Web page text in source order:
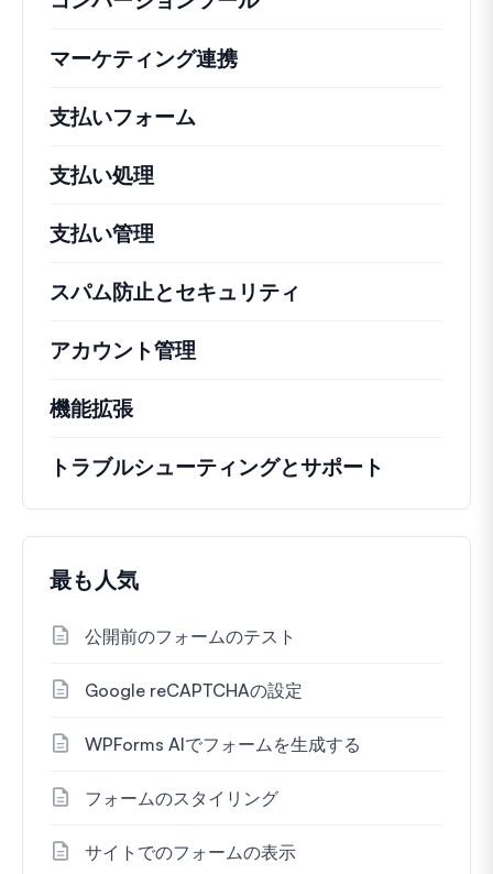
マーケティング連携
支払いフォーム
支払い処理
支払い管理
スパム防止とセキュリティ
アカウント管理
機能拡張
トラブルシューティングとサポート
最も人気
公開前のフォームのテスト
Google reCAPTCHAの設定
WPForms AIでフォームを生成する
フォームのスタイリング
サイトでのフォームの表示